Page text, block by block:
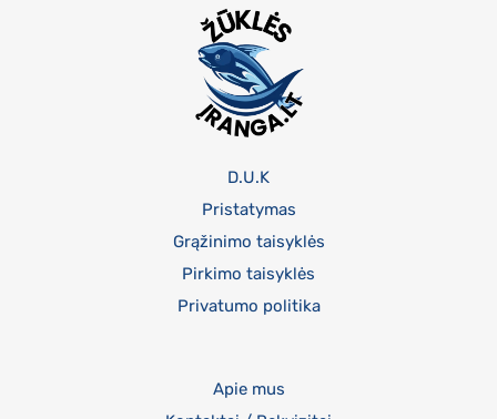
D.U.K
Pristatymas
Grąžinimo taisyklės
Pirkimo taisyklės
Privatumo politika
Apie mus